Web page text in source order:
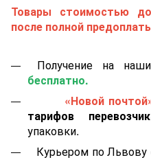
Товары стоимостью
после полной
Получение на
бесплатно.
«Новой
тарифов
упаковки.
Курьером по